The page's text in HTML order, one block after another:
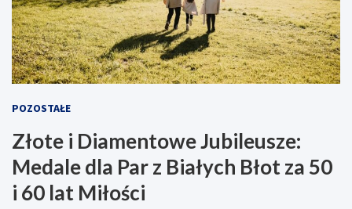
POZOSTAŁE
Złote i Diamentowe Jubileusze:
Medale dla Par z Białych Błot za 50
i 60 lat Miłości